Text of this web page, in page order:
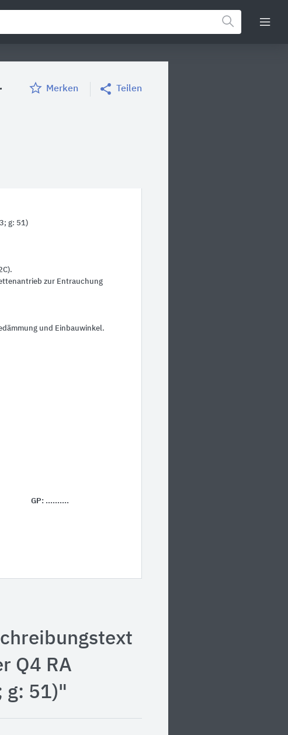
Merken Teilen
g: 51)
zur Entrauchung
und Einbauwinkel.
GP: ..........
Q4 RA
g: 51)"